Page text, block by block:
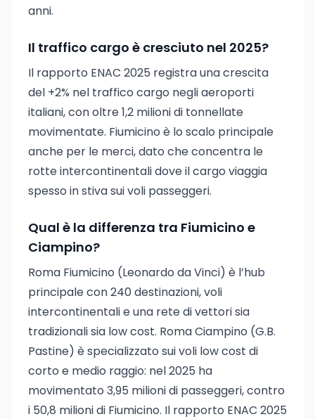
anni.
Il traffico cargo è cresciuto nel 2025?
Il rapporto ENAC 2025 registra una crescita
del +2% nel traffico cargo negli aeroporti
italiani, con oltre 1,2 milioni di tonnellate
movimentate. Fiumicino è lo scalo principale
anche per le merci, dato che concentra le
rotte intercontinentali dove il cargo viaggia
spesso in stiva sui voli passeggeri.
Qual è la differenza tra Fiumicino e
Ciampino?
Roma Fiumicino (Leonardo da Vinci) è l’hub
principale con 240 destinazioni, voli
intercontinentali e una rete di vettori sia
tradizionali sia low cost. Roma Ciampino (G.B.
Pastine) è specializzato sui voli low cost di
corto e medio raggio: nel 2025 ha
movimentato 3,95 milioni di passeggeri, contro
i 50,8 milioni di Fiumicino. Il rapporto ENAC 2025